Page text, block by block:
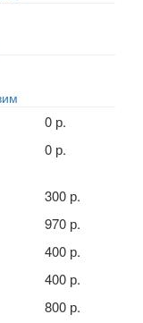
0 р.
0 р.
300 р.
970 р.
400 р.
400 р.
800 р.